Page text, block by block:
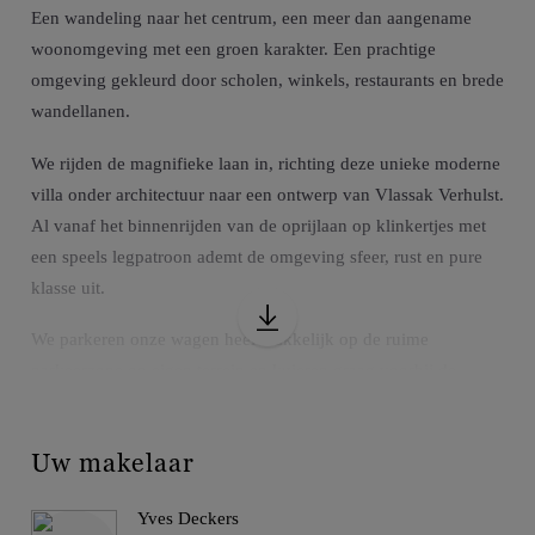
Een wandeling naar het centrum, een meer dan aangename
woonomgeving met een groen karakter. Een prachtige
omgeving gekleurd door scholen, winkels, restaurants en brede
wandellanen.
We rijden de magnifieke laan in, richting deze unieke moderne
villa onder architectuur naar een ontwerp van Vlassak Verhulst.
Al vanaf het binnenrijden van de oprijlaan op klinkertjes met
een speels legpatroon ademt de omgeving sfeer, rust en pure
klasse uit.
We parkeren onze wagen heel makkelijk op de ruime
die een open connectie brengt tussen de binnen-en
Uw makelaar
Yves Deckers